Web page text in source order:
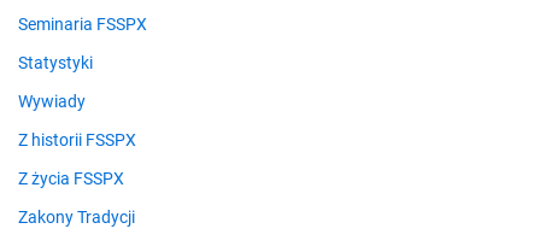
Seminaria FSSPX
Statystyki
Wywiady
Z historii FSSPX
Z życia FSSPX
Zakony Tradycji